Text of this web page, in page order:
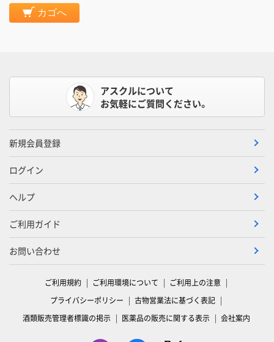
カゴへ
アスクルについて
お気軽にご質問ください。
新規会員登録
ログイン
ヘルプ
ご利用ガイド
お問い合わせ
ご利用規約 ご利用環境について
ご利用上の注意
プライバシーポリシー
古物営業法に基づく表記
酒類販売管理者標識の掲示
医薬品の販売に関する表示 会社案内